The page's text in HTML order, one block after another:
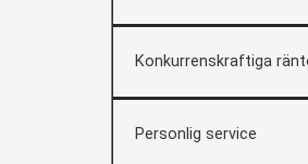
Konkurrenskraftiga
Personlig service